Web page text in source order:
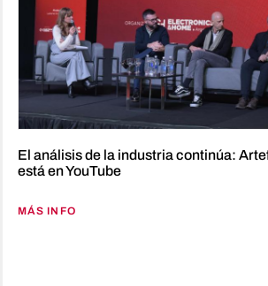
El análisis de la industria continúa:
está en YouTube
MÁS INFO